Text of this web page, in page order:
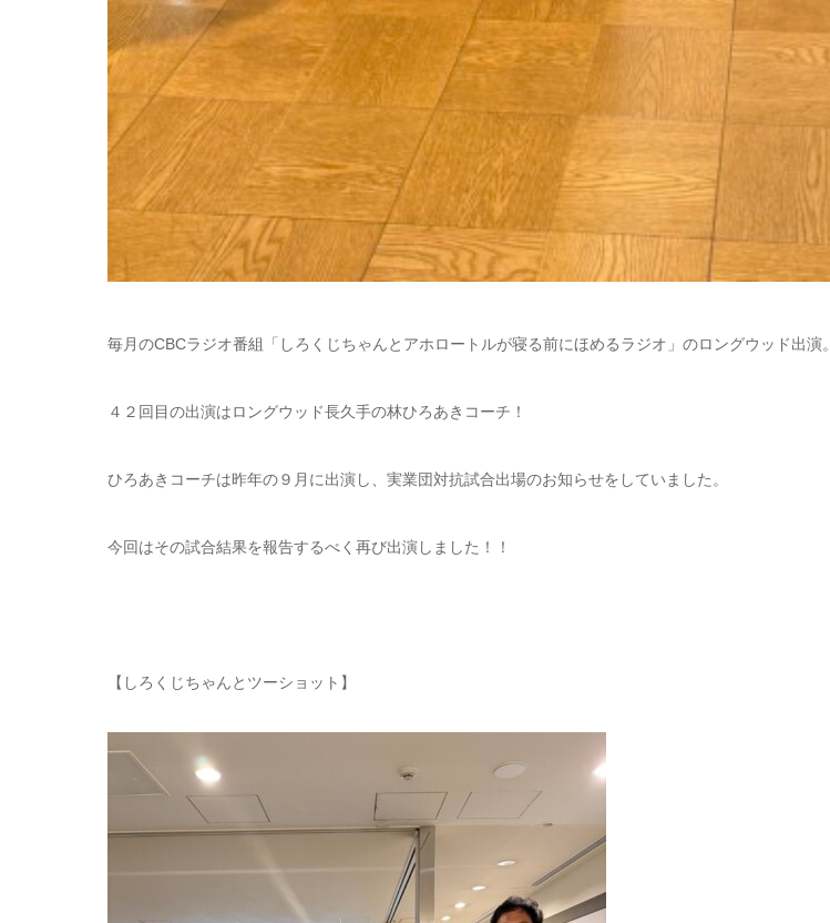
毎月のCBCラジオ番組「しろくじちゃんとアホロートルが寝る前にほめるラジオ」のロングウッド出演。
４２回目の出演はロングウッド長久手の林ひろあきコーチ！
ひろあきコーチは昨年の９月に出演し、実業団対抗試合出場のお知らせをしていました。
今回はその試合結果を報告するべく再び出演しました！！
【しろくじちゃんとツーショット】